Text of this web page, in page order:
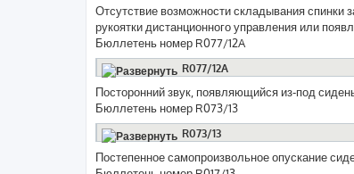
Отсутствие возможности складывания спинки
рукоятки дистанционного управления или
Бюллетень номер R077/12A
R077/12A
Посторонний звук, появляющийся из-под
Бюллетень номер R073/13
R073/13
Постепенное самопроизвольное опускание